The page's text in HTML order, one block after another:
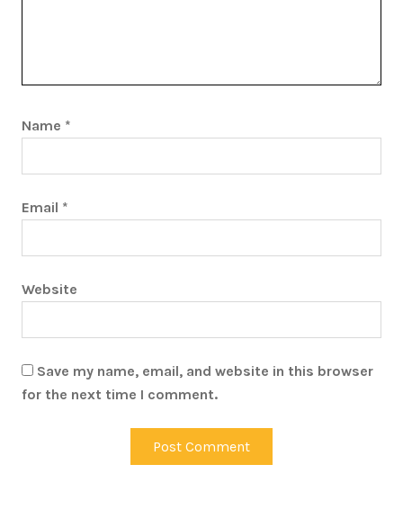
Name *
Email *
Website
Save my name, email, and website in this browser
for the next time I comment.